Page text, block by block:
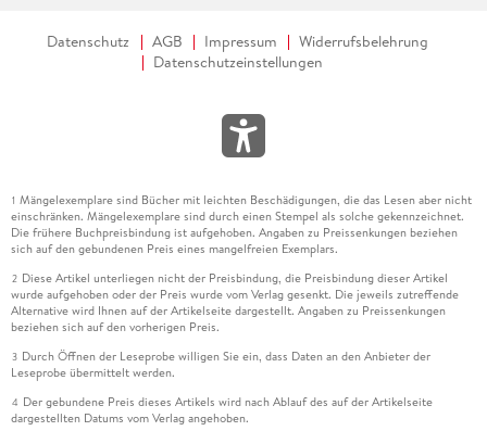
Datenschutz AGB Impressum
Widerrufsbelehrung
Datenschutzeinstellungen
1 Mängelexemplare sind Bücher mit leichten Beschädigungen, die das Lesen aber nicht
einschränken. Mängelexemplare sind durch einen Stempel als solche gekennzeichnet.
Die frühere Buchpreisbindung ist aufgehoben. Angaben zu Preissenkungen beziehen
sich auf den gebundenen Preis eines mangelfreien Exemplars.
2 Diese Artikel unterliegen nicht der Preisbindung, die Preisbindung dieser Artikel
wurde aufgehoben oder der Preis wurde vom Verlag gesenkt. Die jeweils zutreffende
Alternative wird Ihnen auf der Artikelseite dargestellt. Angaben zu Preissenkungen
beziehen sich auf den vorherigen Preis.
3 Durch Öffnen der Leseprobe willigen Sie ein, dass Daten an den Anbieter der
Leseprobe übermittelt werden.
4 Der gebundene Preis dieses Artikels wird nach Ablauf des auf der Artikelseite
dargestellten Datums vom Verlag angehoben.